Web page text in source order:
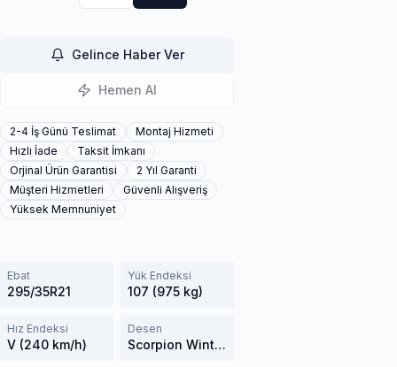
Gelince Haber Ver
Hemen Al
2-4 İş Günü Teslimat
Montaj Hizmeti
Hızlı İade
Taksit İmkanı
Orjinal Ürün Garantisi
2 Yıl Garanti
Müşteri Hizmetleri
Güvenli Alışveriş
Yüksek Memnuniyet
Ebat
295/35R21
Yük Endeksi
107 (975 kg)
Hız Endeksi
V (240 km/h)
Desen
Scorpion Winter 2